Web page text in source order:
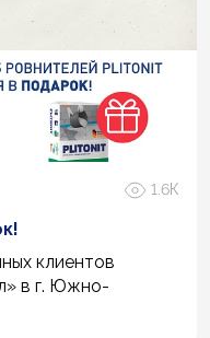
1.6К
клиентов
в г. Южно-